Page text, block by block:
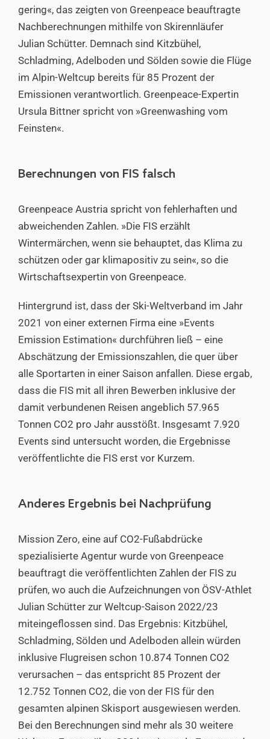
gering«, das zeigten von Greenpeace beauftragte
Nachberechnungen mithilfe von Skirennläufer
Julian Schütter. Demnach sind Kitzbühel,
Schladming, Adelboden und Sölden sowie die Flüge
im Alpin-Weltcup bereits für 85 Prozent der
Emissionen verantwortlich. Greenpeace-Expertin
Ursula Bittner spricht von »Greenwashing vom
Feinsten«.
Berechnungen von FIS falsch
Greenpeace Austria spricht von fehlerhaften und
abweichenden Zahlen. »Die FIS erzählt
Wintermärchen, wenn sie behauptet, das Klima zu
schützen oder gar klimapositiv zu sein«, so die
Wirtschaftsexpertin von Greenpeace.
Hintergrund ist, dass der Ski-Weltverband im Jahr
2021 von einer externen Firma eine »Events
Emission Estimation« durchführen ließ – eine
Abschätzung der Emissionszahlen, die quer über
alle Sportarten in einer Saison anfallen. Diese ergab,
dass die FIS mit all ihren Bewerben inklusive der
damit verbundenen Reisen angeblich 57.965
Tonnen CO2 pro Jahr ausstößt. Insgesamt 7.920
Events sind untersucht worden, die Ergebnisse
veröffentlichte die FIS erst vor Kurzem.
Anderes Ergebnis bei Nachprüfung
Mission Zero, eine auf CO2-Fußabdrücke
spezialisierte Agentur wurde von Greenpeace
beauftragt die veröffentlichten Zahlen der FIS zu
prüfen, wo auch die Aufzeichnungen von ÖSV-Athlet
Julian Schütter zur Weltcup-Saison 2022/23
miteingeflossen sind. Das Ergebnis: Kitzbühel,
Schladming, Sölden und Adelboden allein würden
inklusive Flugreisen schon 10.874 Tonnen CO2
verursachen – das entspricht 85 Prozent der
12.752 Tonnen CO2, die von der FIS für den
gesamten alpinen Skisport ausgewiesen werden.
Bei den Berechnungen sind mehr als 30 weitere